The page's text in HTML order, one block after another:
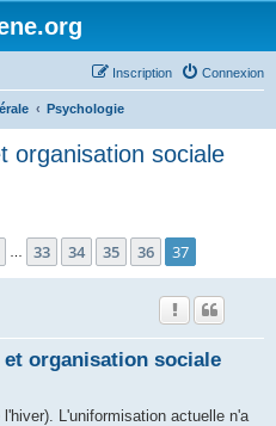
Connexion
Inscription
Psychologie
organisation sociale
37
33 34 35 36 37
et organisation sociale
L'uniformisation actuelle n'a